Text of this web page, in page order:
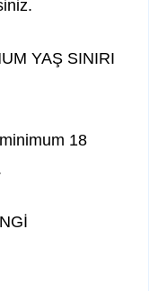
YAŞ SINIRI
18